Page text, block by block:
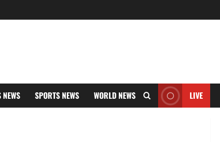
SPORTS NEWS WORLD NEWS LIVE